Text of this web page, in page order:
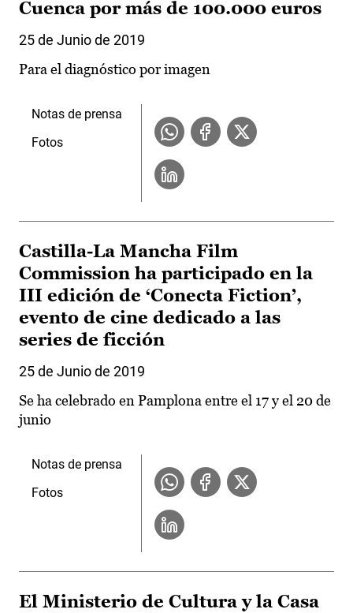
Cuenca por más de 100.000 euros
25 de Junio de 2019
Para el diagnóstico por imagen
Notas de prensa
Fotos
Castilla-La Mancha Film
Commission ha participado en la
III edición de ‘Conecta Fiction’,
evento de cine dedicado a las
series de ficción
25 de Junio de 2019
Se ha celebrado en Pamplona entre el 17 y el 20 de
junio
Notas de prensa
Fotos
El Ministerio de Cultura y la Casa